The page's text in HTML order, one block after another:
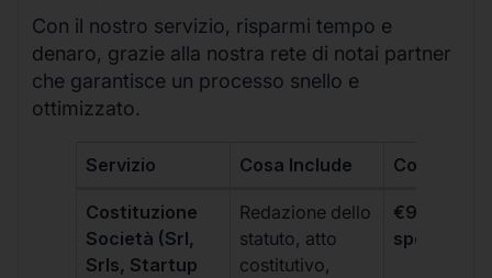
Con il nostro servizio, risparmi tempo e
denaro, grazie alla nostra rete di notai partner
che garantisce un processo snello e
ottimizzato.
Servizio Cosa Include Costo
Costituzione
Società (Srl,
Srls, Startup
Redazione dello
statuto, atto
costitutivo,
€99 + IVA
spese